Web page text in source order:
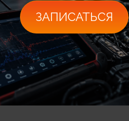
ЗАПИСАТЬСЯ